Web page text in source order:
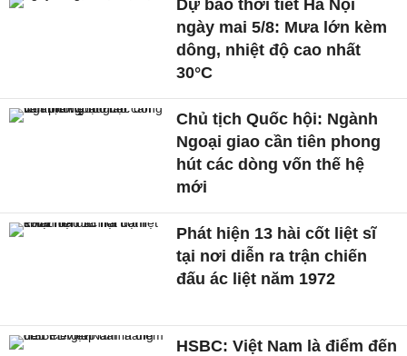
Dự báo thời tiết Hà Nội
ngày mai 5/8: Mưa lớn kèm
dông, nhiệt độ cao nhất
30°C
Chủ tịch Quốc hội: Ngành
Ngoại giao cần tiên phong
hút các dòng vốn thế hệ
mới
Phát hiện 13 hài cốt liệt sĩ
tại nơi diễn ra trận chiến
đấu ác liệt năm 1972
HSBC: Việt Nam là điểm đến